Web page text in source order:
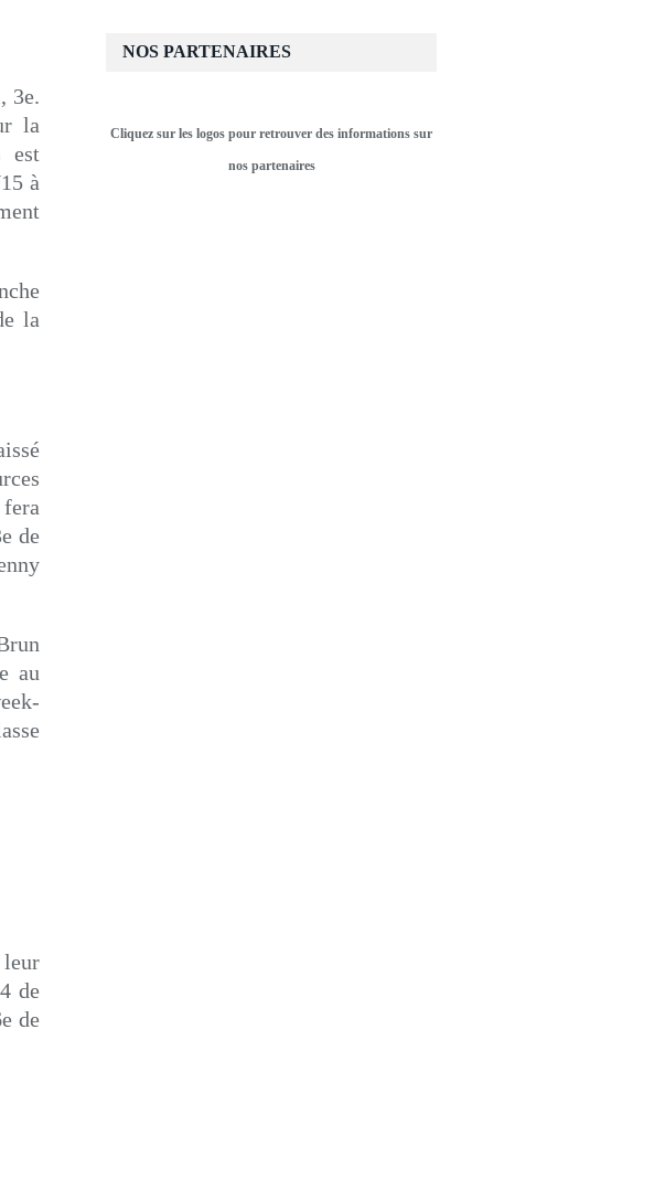
3e.
la
est
à
la
de
au
de
de
NOS PARTENAIRES
Cliquez sur les logos pour retrouver des informations sur
nos partenaires